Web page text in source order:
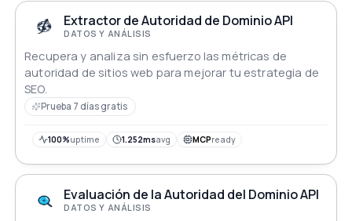
Extractor de Autoridad de Dominio API
DATOS Y ANÁLISIS
Recupera y analiza sin esfuerzo las métricas de
autoridad de sitios web para mejorar tu estrategia de
SEO.
Prueba 7 días gratis
100%uptime 1.252msavg MCPready
Evaluación de la Autoridad del Dominio API
DATOS Y ANÁLISIS